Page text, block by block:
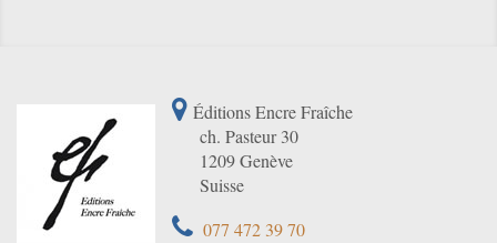
Éditions Encre Fraîche
ch. Pasteur 30
1209 Genève
Suisse
077 472 39 70